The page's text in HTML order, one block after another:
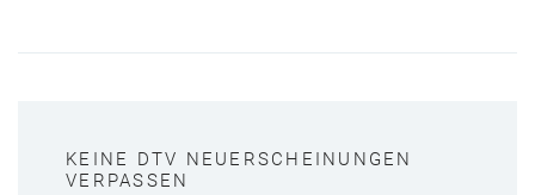
KEINE DTV NEUERSCHEINUNGEN
VERPASSEN